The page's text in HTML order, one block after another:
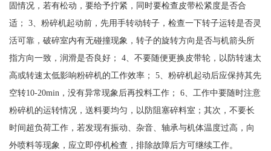
固情况，若有松动，要给予拧紧，同时要检查皮带松紧度是否合
适； 3、粉碎机起动前，先用手转动转子，检查一下转子运转是否灵
活可靠，破碎室内有无碰撞现象，转子的旋转方向是否与机箭头所
指方向一致，润滑是否良好； 4、不要随便更换皮带轮，以防转速太
高或转速太低影响粉碎机的工作效率； 5、粉碎机起动后应保持其先
空转10-20min，没有异常现象后再投料工作； 6、工作中要随时注意
粉碎机的运转情况，送料要均匀，以防阻塞碎料室；其次，不要长
时间超负荷工作，若发现有振动、杂音、轴承与机体温度过高，向
外喷料等现象，应立即停机检查，排除故障后方可继续工作。